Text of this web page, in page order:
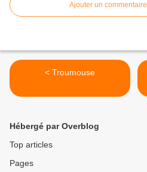
Ajouter un commentaire
< Troumouse
Hébergé par Overblog
Top articles
Pages